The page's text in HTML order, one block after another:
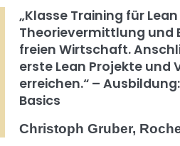
„Klasse Training für
Theorievermittlung und
freien Wirtschaft.
erste Lean Projekte und
erreichen.“ –
Basics
Christoph Gruber,